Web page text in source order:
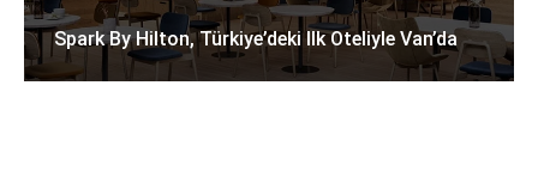
Spark By Hilton, Türkiye’deki Ilk Oteliyle Van’da